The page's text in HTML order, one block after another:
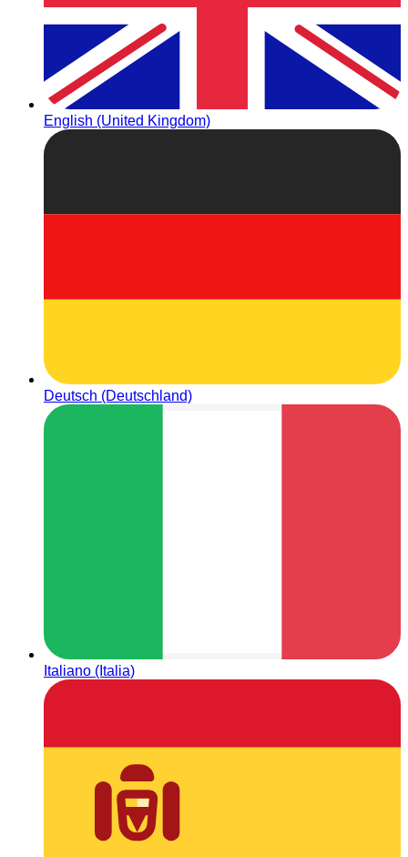
English (United Kingdom)
Deutsch (Deutschland)
Italiano (Italia)